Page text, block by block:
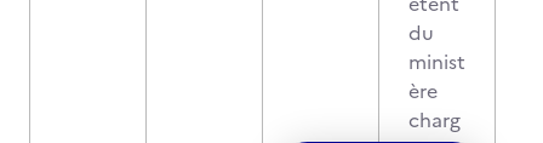
du
minist
ère
charg